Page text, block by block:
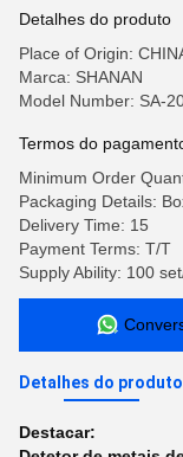
Detalhes do produto
Place of Origin:
Marca: SHANAN
Model Number: SA-
Termos do
Minimum Order
Packaging Details:
Delivery Time: 15
Payment Terms: T/T
Supply Ability: 100
Detalhes do produto
Destacar: